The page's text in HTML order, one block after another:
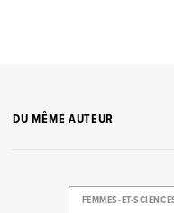
DU MÊME AUTEUR
FEMMES-ET-